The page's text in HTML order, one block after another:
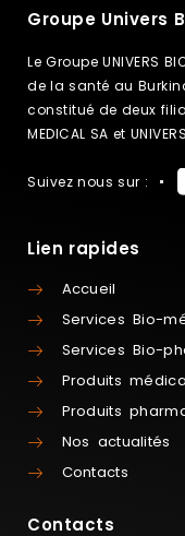
Groupe Univers
Le Groupe UNIVERS
de la santé au
constitué de deux
MEDICAL SA et
Suivez nous sur :
Lien rapides
Accueil
Services Bio-
Services Bio-
Produits
Produits
Nos actualités
Contacts
Contacts